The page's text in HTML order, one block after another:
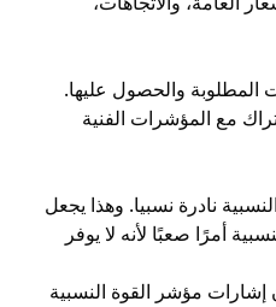
المطلوبة والحصول عليها.
مع المؤشرات الفنية
نادرة نسبيا. وهذا يجعل
أمرًا صعبًا لأنه لا يوفر
إشارات مؤشر القوة النسبية